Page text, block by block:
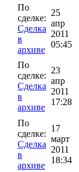
По
сделке:
Сделка
в
архиве
25
апр
2011
05:45
По
сделке:
Сделка
в
архиве
23
апр
2011
17:28
По
сделке:
Сделка
в
архиве
17
март
2011
18:34